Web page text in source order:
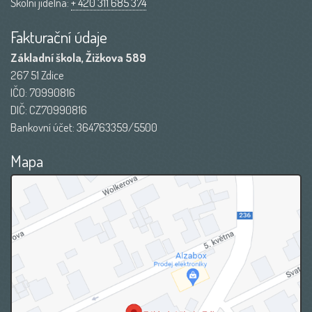
Fakturační údaje
Základní škola, Žižkova 589
267 51 Zdice
IČO: 70990816
DIČ: CZ70990816
Bankovní účet: 364763359/5500
Mapa